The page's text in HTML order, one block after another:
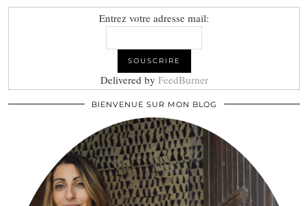
Entrez votre adresse mail:
Delivered by FeedBurner
BIENVENUE SUR MON BLOG